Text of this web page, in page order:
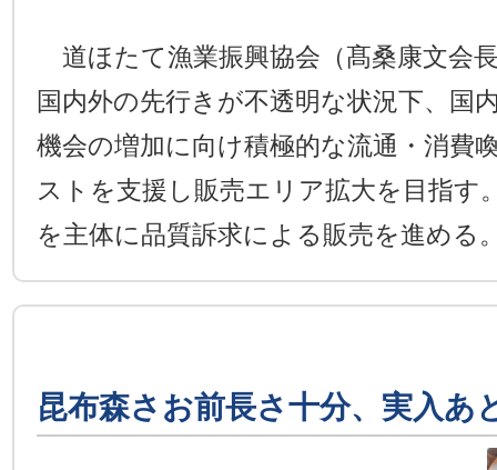
道ほたて漁業振興協会（髙桑康文会
国内外の先行きが不透明な状況下、国
機会の増加に向け積極的な流通・消費
ストを支援し販売エリア拡大を目指す
を主体に品質訴求による販売を進める
昆布森さお前長さ十分、実入あ